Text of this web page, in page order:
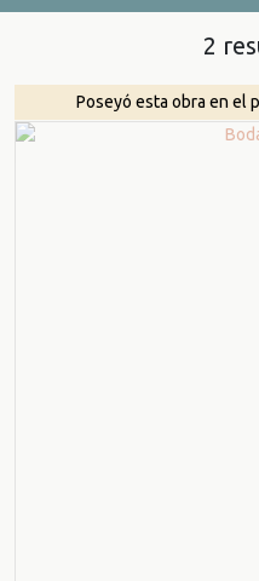
2
Poseyó esta obra en el